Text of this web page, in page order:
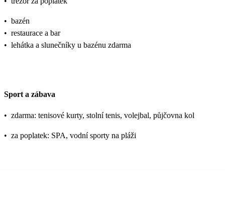
• bazén
• restaurace a bar
• lehátka a slunečníky u bazénu zdarma
Sport a zábava
• zdarma: tenisové kurty, stolní tenis, volejbal, půjčovna kol
• za poplatek: SPA, vodní sporty na pláži